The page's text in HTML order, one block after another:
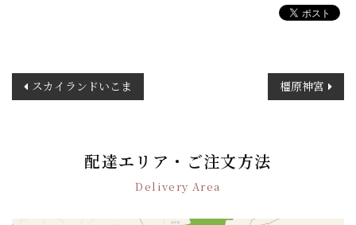
稿
スカイランドいこま 橿原神宮
配達エリア・ご注文方法
Delivery Area